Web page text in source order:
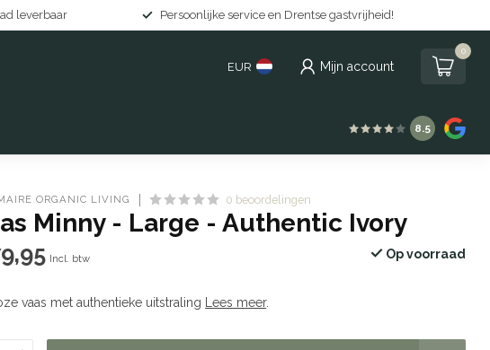
Gratis levering in Nederland vanaf €150
EUR Mijn account
0
8.5
ORGANIC LIVING 0 beoordelingen
Minny - Large - Authentic Ivory
Incl. btw Op voorraad
vaas met authentieke uitstraling Lees meer.